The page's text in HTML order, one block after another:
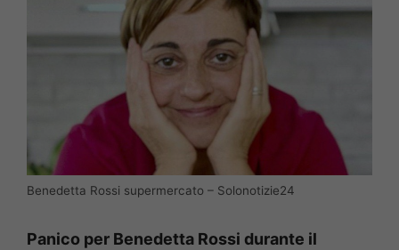
Benedetta Rossi supermercato – Solonotizie24
Panico per Benedetta Rossi durante il